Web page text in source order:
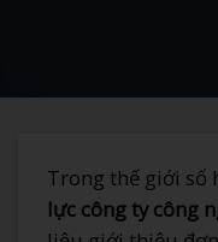
Trong thế giới số
lực công ty công